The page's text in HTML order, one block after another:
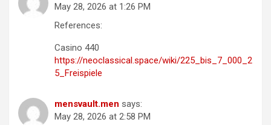
May 28, 2026 at 1:26 PM
References:
Casino 440
https://neoclassical.space/wiki/225_bis_7_000_2
5_Freispiele
mensvault.men says:
May 28, 2026 at 2:58 PM